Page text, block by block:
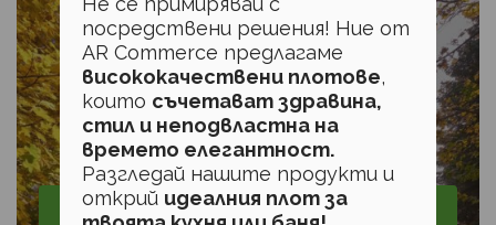
посредствени решения! Ние от
AR Commerce предлагаме
висококачествени плотове,
които съчетават здравина,
стил и неподвластна на
времето елегантност.
Разгледай нашите продукти и
открий идеалния плот за
Вертикално озеленяване, Доставка и дистрибуция
на материали, Доставка и дистрибуция на